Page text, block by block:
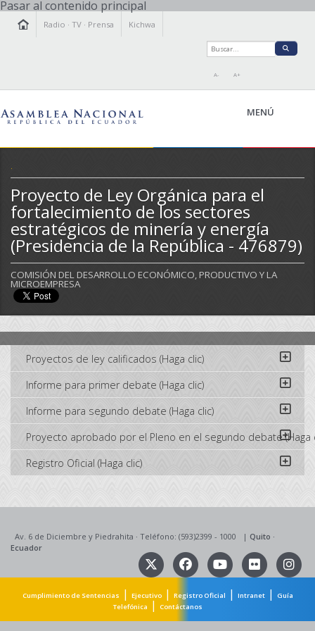
Pasar al contenido principal
Radio ·TV · Prensa Kichwa
A- A+
MENÚ
LA ASAMBLEA
LEGISLAMOS
FISCALIZAMOS
TRANSPARENCIA
PRENSA
PARTICIPACIÓN
RELACIONES INTERNACIONALES
AGENDA
.
Proyecto de Ley Orgánica para el
fortalecimiento de los sectores
estratégicos de minería y energía
(Presidencia de la República - 476879)
COMISIÓN DEL DESARROLLO ECONÓMICO, PRODUCTIVO Y LA
MICROEMPRESA
Proyectos de ley calificados (Haga clic)
Informe para primer debate (Haga clic)
Informe para segundo debate (Haga clic)
Proyecto aprobado por el Pleno en el segundo debate (Haga
Registro Oficial (Haga clic)
Av. 6 de Diciembre y Piedrahita · Teléfono: (593)2399 - 1000 | Quito ·
Ecuador
Cumplimiento de Sentencias | Ejecutivo| Registro Oficial | Intranet|
Guía
Telefónica
| Contáctanos